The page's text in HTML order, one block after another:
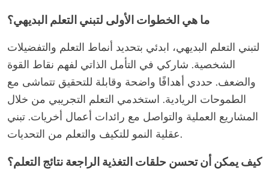
ما هي الخطوات الأولى لتبني التعلم البديهي؟
لتبني التعلم البديهي، ابدئي بتحديد أنماط التعلم والتفضيلات
الشخصية. شاركي في التأمل الذاتي لفهم نقاط القوة
والضعف. حددي أهدافًا واضحة وقابلة للتحقيق تتماشى مع
الطموحات الريادية. استخدمي التعلم التجريبي من خلال
المشاريع العملية والتواصل مع رائدات أعمال أخريات. تبني
عقلية النمو للتكيف والتعلم من التحديات.
كيف يمكن أن تحسن حلقات التغذية الراجعة نتائج التعلم؟